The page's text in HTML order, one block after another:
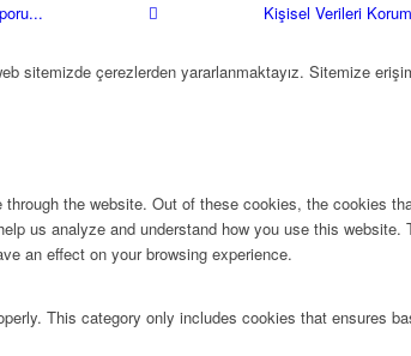
Kişisel Verileri
sitemizde çerezlerden yararlanmaktayız. Sitemize
the website. Out of these cookies, the cookies
us analyze and understand how you use this
an effect on your browsing experience.
This category only includes cookies that ensures